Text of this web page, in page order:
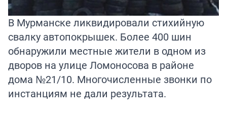
В Мурманске ликвидировали стихийную
свалку автопокрышек. Более 400 шин
обнаружили местные жители в одном из
дворов на улице Ломоносова в районе
дома №21/10. Многочисленные звонки по
инстанциям не дали результата.